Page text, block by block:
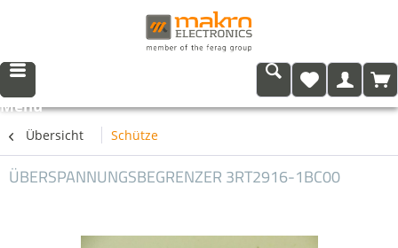
Menü
Übersicht Schütze
ÜBERSPANNUNGSBEGRENZER 3RT2916-1BC00